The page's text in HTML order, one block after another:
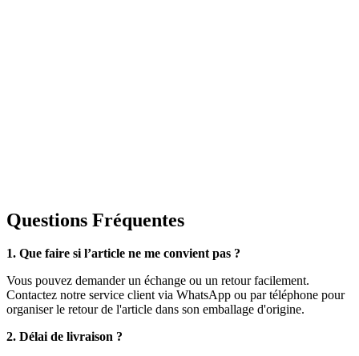
Questions Fréquentes
1. Que faire si l’article ne me convient pas ?
Vous pouvez demander un échange ou un retour facilement.
Contactez notre service client via WhatsApp ou par téléphone pour
organiser le retour de l'article dans son emballage d'origine.
2. Délai de livraison ?